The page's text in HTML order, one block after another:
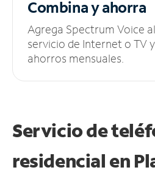
Combina y ahorra
Agrega Spectrum Voice
servicio de Internet o TV
ahorros mensuales.
Servicio de
residencial en